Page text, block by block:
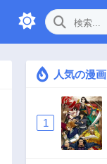
人気の漫画
1